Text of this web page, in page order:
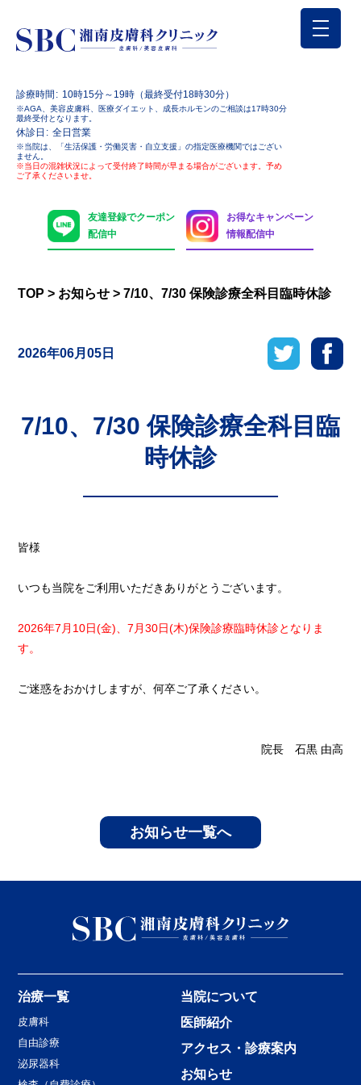
診療時間 10時15分～19時（最終受付18時30分）
※AGA、美容皮膚科、医療ダイエット、成長ホルモンのご相談は17時30分
最終受付となります。
休診日 全日営業
※当院は、「生活保護・労働災害・自立支援」の指定医療機関ではござい
ません。
※当日の混雑状況によって受付終了時間が早まる場合がございます。予め
ご了承くださいませ。
友達登録でクーポン
配信中
お得なキャンペーン
情報配信中
TOP > お知らせ >7/10、7/30 保険診療全科目臨時休診
2026年06月05日
7/10、7/30 保険診療全科目臨
時休診
皆様
いつも当院をご利用いただきありがとうございます。
2026年7月10日(金)、7月30日(木)保険診療臨時休診となりま
す。
ご迷惑をおかけしますが、何卒ご了承ください。
院長 石黒 由高
お知らせ一覧へ
治療一覧
皮膚科
自由診療
泌尿器科
当院について
医師紹介
アクセス・診療案内
お知らせ